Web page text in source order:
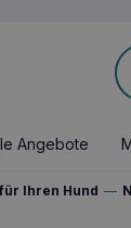
Angebote
Ihren Hund —